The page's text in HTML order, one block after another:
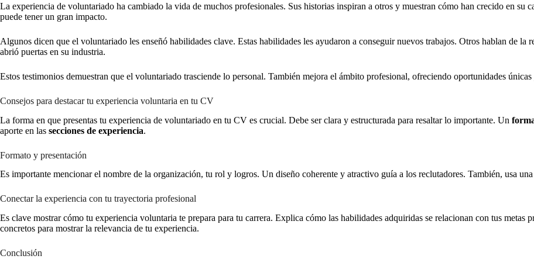
La experiencia de voluntariado ha cambiado la vida de muchos profesionales. Sus historias inspiran a otros y muestran cómo han crecido en su
puede tener un gran impacto.
Algunos dicen que el voluntariado les enseñó habilidades clave. Estas habilidades les ayudaron a conseguir nuevos trabajos. Otros hablan de la
abrió puertas en su industria.
Estos testimonios demuestran que el voluntariado trasciende lo personal. También mejora el ámbito profesional, ofreciendo oportunidades únicas
Consejos para destacar tu experiencia voluntaria en tu CV
La forma en que presentas tu experiencia de voluntariado en tu CV es crucial. Debe ser clara y estructurada para resaltar lo importante. Un
aporte en las secciones de experiencia.
Formato y presentación
Es importante mencionar el nombre de la organización, tu rol y logros. Un diseño coherente y atractivo guía a los reclutadores. También, usa
Conectar la experiencia con tu trayectoria profesional
Es clave mostrar cómo tu experiencia voluntaria te prepara para tu carrera. Explica cómo las habilidades adquiridas se relacionan con tus metas
concretos para mostrar la relevancia de tu experiencia.
Conclusión